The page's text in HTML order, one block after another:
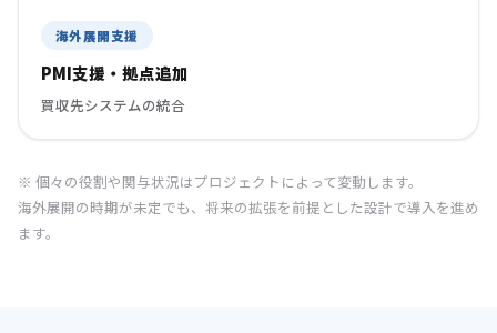
海外展開支援
PMI支援・拠点追加
買収先システムの統合
※ 個々の役割や関与状況はプロジェクトによって変動します。
海外展開の時期が未定でも、将来の拡張を前提とした設計で導入を進め
ます。